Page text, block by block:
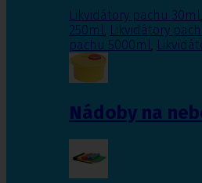
Likvidátory pachu 30ml,
250ml, Likvidátory
pachu 5000ml,
Nádoby na